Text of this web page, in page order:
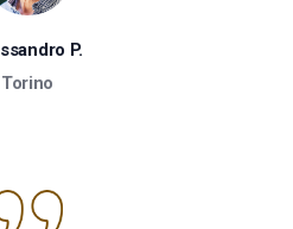
P.
Torino